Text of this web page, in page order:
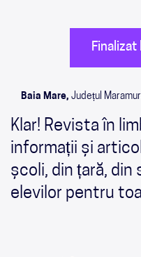
Baia Mare, Județul
Klar! Revista în
informații și
școli, din țară,
elevilor pentru